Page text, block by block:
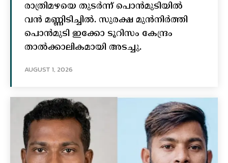
രാത്രിമഴയെ തുടർന്ന് പൊൻമുടിയില്‍
വൻ മണ്ണിടിച്ചില്‍. സുരക്ഷ മുൻനിർത്തി
പൊൻമുടി ഇക്കോ ടൂറിസം കേന്ദ്രം
താല്‍ക്കാലികമായി അടച്ചു.
AUGUST 1, 2026